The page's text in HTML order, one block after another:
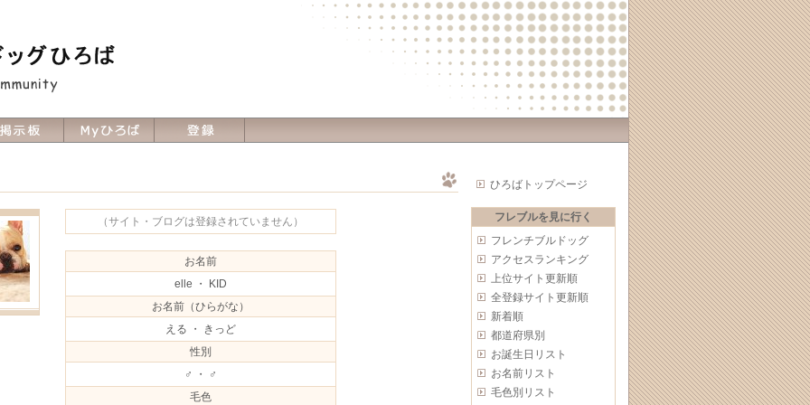
ひろばトップページ
フレブルを見に行く
フレンチブルドッグ
アクセスランキング
上位サイト更新順
全登録サイト更新順
新着順
都道府県別
お誕生日リスト
お名前リスト
毛色別リスト
（サイト・ブログは登録されていません）
お名前
elle ・ KID
お名前（ひらがな）
える ・ きっど
性別
♂ ・ ♂
毛色